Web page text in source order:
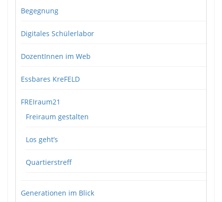
Begegnung
Digitales Schülerlabor
DozentInnen im Web
Essbares KreFELD
FREIraum21
Freiraum gestalten
Los geht’s
Quartierstreff
Generationen im Blick